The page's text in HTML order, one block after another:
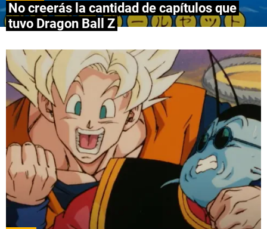
No creerás la cantidad de capítulos que
tuvo Dragon Ball Z